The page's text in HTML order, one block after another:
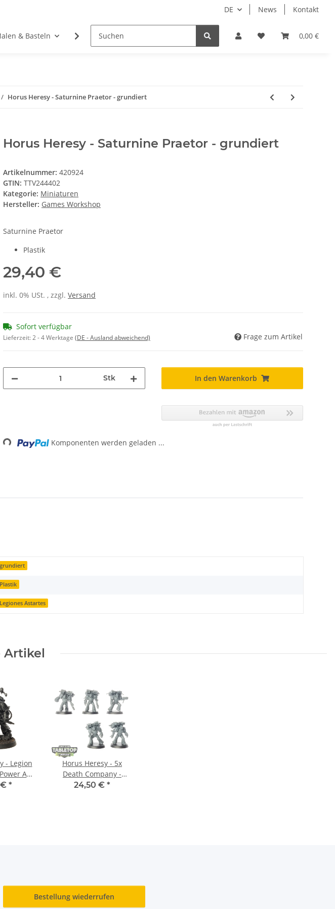
DE News Kontakt
0,00 €
& Basteln Rollenspiele Tabletop Zubehör Hersteller
Horus Heresy - Saturnine Praetor - grundiert
Horus Heresy - Saturnine Praetor - grundiert
Artikelnummer: 420924
GTIN: TTV244402
Kategorie: Miniaturen
Hersteller: Games Workshop
Saturnine Praetor
Plastik
29,40 €
inkl. 0% USt. , zzgl. Versand
Sofort verfügbar
Lieferzeit:2 - 4 Werktage (DE - Ausland abweichend) Frage zum Artikel
Stk In den Warenkorb
Loading... Komponenten werden geladen ...
grundiert
Plastik
Legiones Astartes
Artikel
- Legion
Axe
€ *
Horus Heresy - 5x
Death Company -
klassisch - grundiert
24,50 € *
Bestellung wiederrufen